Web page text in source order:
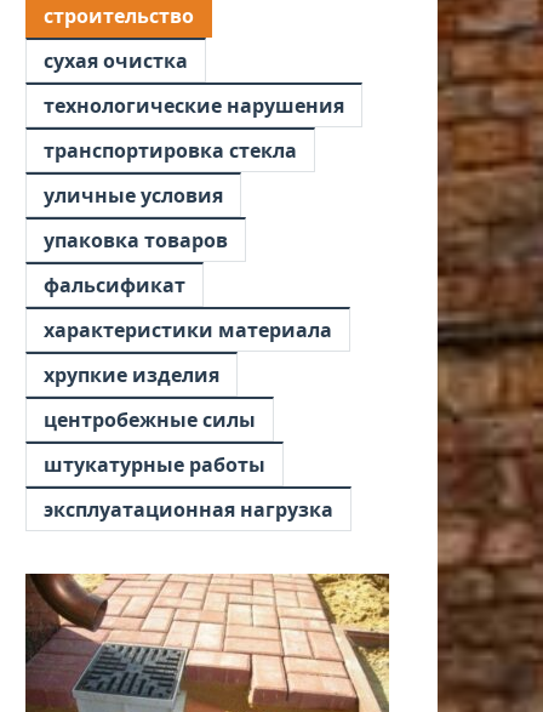
строительство
сухая очистка
технологические нарушения
транспортировка стекла
уличные условия
упаковка товаров
фальсификат
характеристики материала
хрупкие изделия
центробежные силы
штукатурные работы
эксплуатационная нагрузка